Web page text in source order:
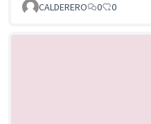
CALDERERO 0 0